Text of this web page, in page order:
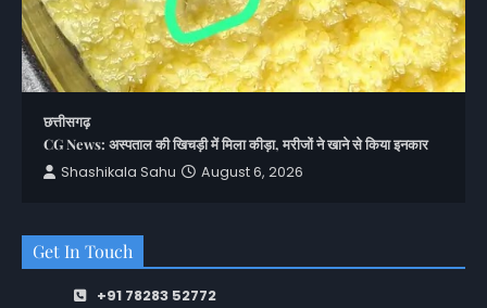
छत्तीसगढ़
CG News: अस्पताल की खिचड़ी में मिला कीड़ा, मरीजों ने खाने से किया इनकार
Shashikala Sahu
August 6, 2026
Get In Touch
+91 78283 52772